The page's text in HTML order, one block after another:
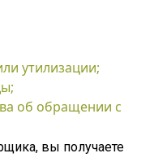
утилизации;
об обращении с
вы получаете